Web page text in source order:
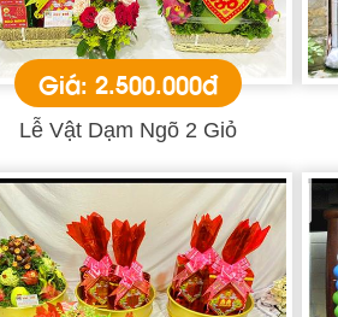
Giá: 2.500.000đ
Lễ Vật Dạm Ngõ 2 Giỏ